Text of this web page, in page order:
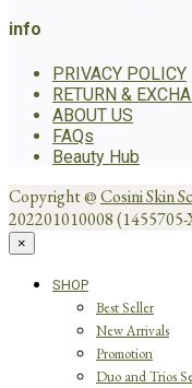
info
PRIVACY POLICY
RETURN &
ABOUT US
FAQs
Beauty Hub
Copyright @Cosini Skin
202201010008 (1455705-
×
SHOP
Best Seller
New Arrivals
Promotion
Duo and Trios